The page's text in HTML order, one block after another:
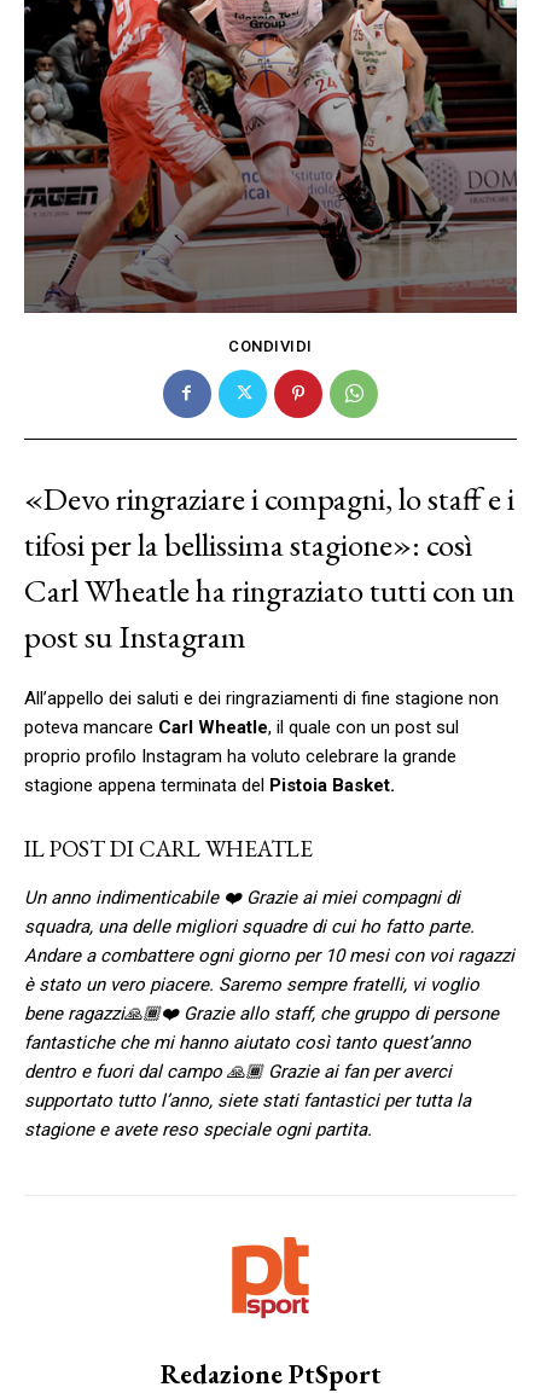
CONDIVIDI
«Devo ringraziare i compagni, lo staff e i
tifosi per la bellissima stagione»: così
Carl Wheatle ha ringraziato tutti con un
post su Instagram
All’appello dei saluti e dei ringraziamenti di fine stagione non
poteva mancare Carl Wheatle, il quale con un post sul
proprio profilo Instagram ha voluto celebrare la grande
stagione appena terminata del Pistoia Basket.
IL POST DI CARL WHEATLE
Un anno indimenticabile ❤️ Grazie ai miei compagni di
squadra, una delle migliori squadre di cui ho fatto parte.
Andare a combattere ogni giorno per 10 mesi con voi ragazzi
è stato un vero piacere. Saremo sempre fratelli, vi voglio
bene ragazzi🙏🏾❤️ Grazie allo staff, che gruppo di persone
fantastiche che mi hanno aiutato così tanto quest’anno
dentro e fuori dal campo 🙏🏾 Grazie ai fan per averci
supportato tutto l’anno, siete stati fantastici per tutta la
stagione e avete reso speciale ogni partita.
Redazione PtSport